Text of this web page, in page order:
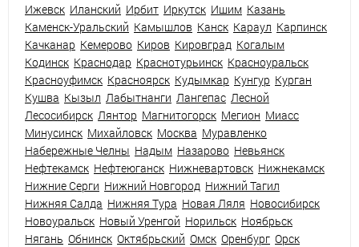
Ижевск Иланский Ирбит Иркутск Ишим Казань
Каменск-Уральский Камышлов Канск Караул Карпинск
Качканар Кемерово Киров Кировград Когалым
Кодинск Краснодар Краснотурьинск Красноуральск
Красноуфимск Красноярск Кудымкар Кунгур Курган
Кушва Кызыл Лабытнанги Лангепас Лесной
Лесосибирск Лянтор Магнитогорск Мегион Миасс
Минусинск Михайловск Москва Муравленко
Набережные Челны Надым Назарово Невьянск
Нефтекамск Нефтеюганск Нижневартовск Нижнекамск
Нижние Серги Нижний Новгород Нижний Тагил
Нижняя Салда Нижняя Тура Новая Ляля Новосибирск
Новоуральск Новый Уренгой Норильск Ноябрьск
Нягань Обнинск Октябрьский Омск Оренбург Орск